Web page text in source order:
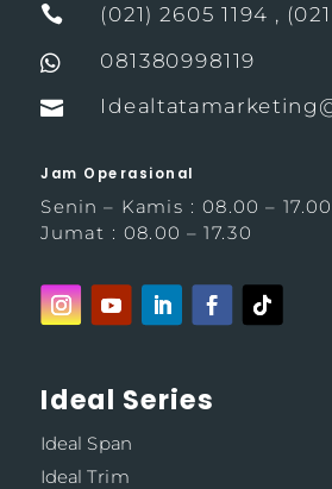
 (021) 2605 1194 ,
 081380998119

Jam Operasional
Senin – Kamis : 08.00 – 17.00
Jumat : 08.00 – 17.30
Ideal Series
Ideal Span
Ideal Trim